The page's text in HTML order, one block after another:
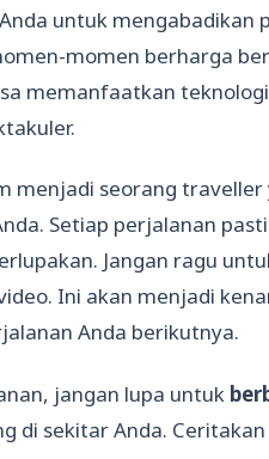
untuk mengabadikan
momen berharga
memanfaatkan
menjadi seorang traveller
Setiap perjalanan
Jangan ragu
Ini akan menjadi
Anda berikutnya.
jangan lupa untuk
di sekitar Anda.